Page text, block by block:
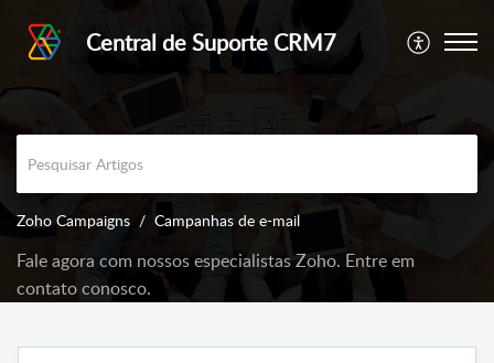
Central de Suporte CRM7
Zoho Campaigns Campanhas de e-mail
Fale agora com nossos especialistas Zoho. Entre em
contato conosco.